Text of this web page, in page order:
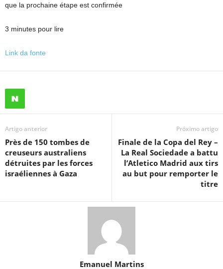
que la prochaine étape est confirmée
3 minutes pour lire
Link da fonte
Artigo anterior
Près de 150 tombes de
creuseurs australiens
détruites par les forces
israéliennes à Gaza
Próximo artigo
Finale de la Copa del Rey –
La Real Sociedade a battu
l’Atletico Madrid aux tirs
au but pour remporter le
titre
Emanuel Martins